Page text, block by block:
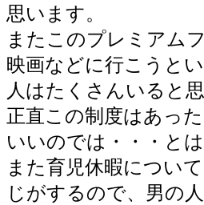
思います。
またこのプレミアム
映画などに行こうと
人はたくさんいると思
正直この制度はあっ
いいのでは・・・とは
また育児休暇につい
じがするので、男の